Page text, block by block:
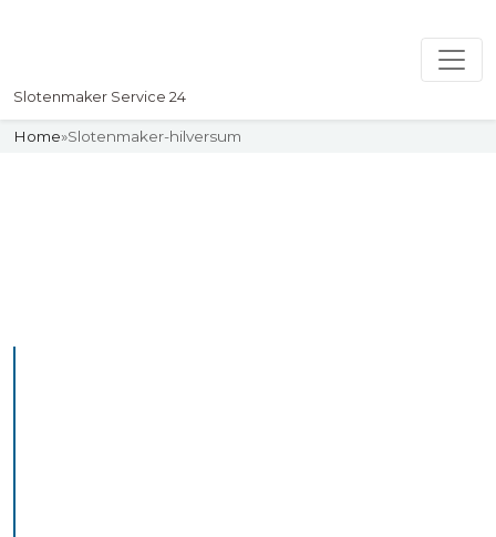
Slotenmaker Service 24
Home»Slotenmaker-hilversum